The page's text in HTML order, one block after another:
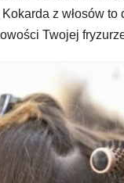
z włosów
Twojej